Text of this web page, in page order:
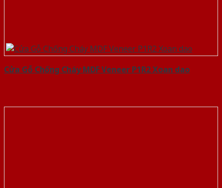
Cửa Gỗ Chống Cháy MDF Veneer P1R2 Xoan dao